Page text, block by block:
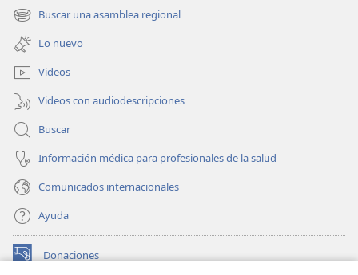
una
nueva
ventana)
Buscar una asamblea regional
(abre
una
nueva
ventana)
Lo nuevo
Videos
Videos con audiodescripciones
Buscar
Información médica para profesionales de la salud
Comunicados internacionales
Ayuda
Donaciones
(abre